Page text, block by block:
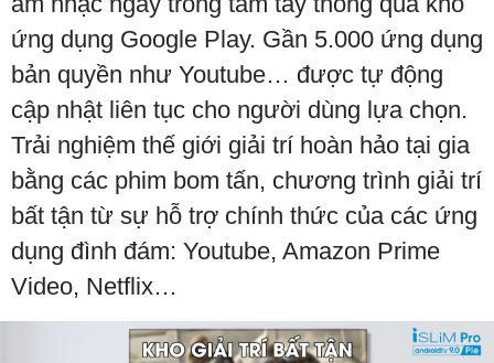
ứng dụng Google Play. Gần 5.000 ứng dụng
bản quyền như Youtube… được tự động
cập nhật liên tục cho người dùng lựa chọn.
Trải nghiệm thế giới giải trí hoàn hảo tại gia
bằng các phim bom tấn, chương trình giải trí
bất tận từ sự hỗ trợ chính thức của các ứng
dụng đình đám: Youtube, Amazon Prime
Video, Netflix…